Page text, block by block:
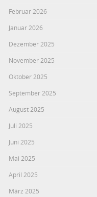
Februar 2026
Januar 2026
Dezember 2025
November 2025
Oktober 2025
September 2025
August 2025
Juli 2025
Juni 2025
Mai 2025
April 2025
März 2025